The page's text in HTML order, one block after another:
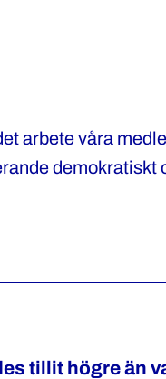
arbete våra
demokratiskt
tillit högre än